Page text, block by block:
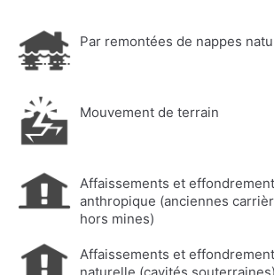
Par remontées de nappes
Mouvement de terrain
Affaissements et
anthropique (anciennes
hors mines)
Affaissements et